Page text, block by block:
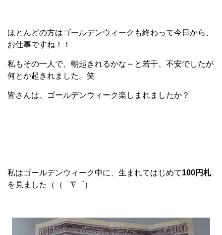
ほとんどの方はゴールデンウィークも終わって今日から、
お仕事ですね！！
私もその一人で、朝起きれるかな～と若干、不安でしたが
何とか起きれました。笑
皆さんは、ゴールデンウィーク楽しまれましたか？
私はゴールデンウィーク中に、生まれてはじめて100円札
を見ました（（゜∇゜）